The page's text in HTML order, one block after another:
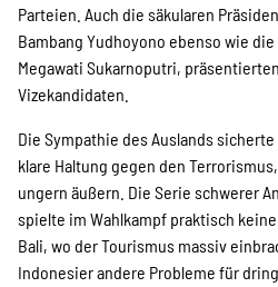
Newsletter
Über
Parteien. Auch die säkularen
Bambang Yudhoyono ebenso wie
Megawati Sukarnoputri,
Vizekandidaten.
Die Sympathie des Auslands
klare Haltung gegen den
ungern äußern. Die Serie schwerer
spielte im Wahlkampf praktisch
Bali, wo der Tourismus massiv
Indonesier andere Probleme für